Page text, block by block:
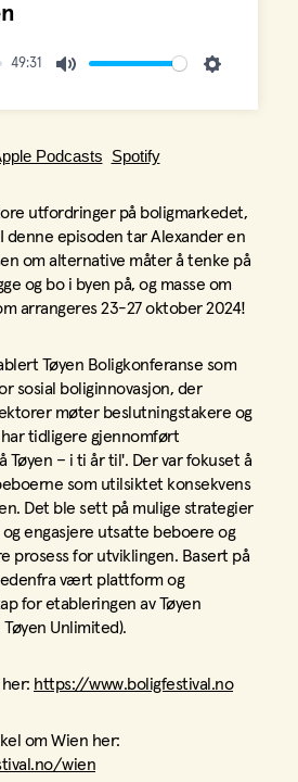
49:31
Podcasts Spotify
utfordringer på boligmarkedet,
denne episoden tar Alexander en
om alternative måter å tenke på
og bo i byen på, og masse om
arrangeres 23-27 oktober 2024!
Tøyen Boligkonferanse som
sosial boliginnovasjon, der
møter beslutningstakere og
tidligere gjennomført
Tøyen – i ti år til'. Der var fokuset å
som utilsiktet konsekvens
Det ble sett på mulige strategier
engasjere utsatte beboere og
prosess for utviklingen. Basert på
vært plattform og
for etableringen av Tøyen
Tøyen Unlimited).
https://www.boligfestival.no
om Wien her:
wien